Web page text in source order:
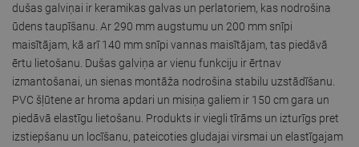
dušas galviņai ir keramikas galvas un perlatoriem, kas nodrošina
ūdens taupīšanu. Ar 290 mm augstumu un 200 mm snīpi
maisītājam, kā arī 140 mm snīpi vannas maisītājam, tas piedāvā
ērtu lietošanu. Dušas galviņa ar vienu funkciju ir ērtnav
izmantošanai, un sienas montāža nodrošina stabilu uzstādīšanu.
PVC šļūtene ar hroma apdari un misiņa galiem ir 150 cm gara un
piedāvā elastīgu lietošanu. Produkts ir viegli tīrāms un izturīgs pret
izstiepšanu un locīšanu, pateicoties gludajai virsmai un elastīgajam